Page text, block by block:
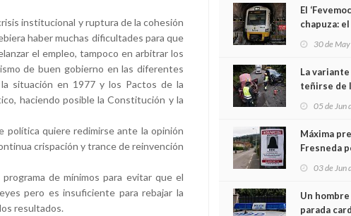
institucional y ruptura de la cohesión
haber muchas dificultades para que
el empleo, tampoco en arbitrar los
de buen gobierno en las diferentes
situación en 1977 y los Pactos de la
haciendo posible la Constitución y la
política quiere redimirse ante la opinión
crispación y trance de reinvención
de mínimos para evitar que el
pero es insuficiente para rebajar la
resultados.
El
chapuza:
cabían por
30 de
La
teñirse de
05 de Jun
Máxima
Fresneda
03 de Jun
Un
parada